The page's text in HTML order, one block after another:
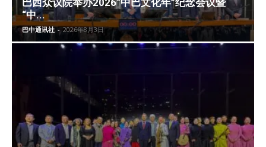
巴西众议院举办2026“中巴文化年”纪念会议暨
“中...
巴中通讯社 - 2026年8月3日